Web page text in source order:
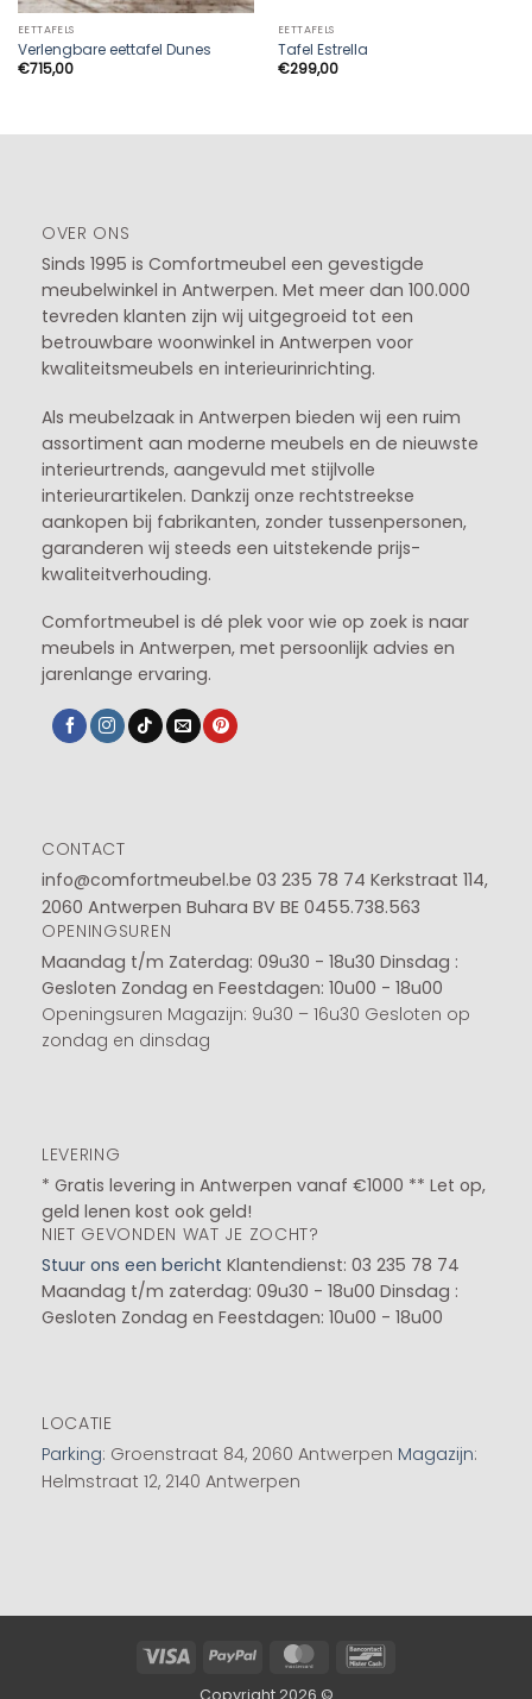
EETTAFELS
Verlengbare eettafel Dunes
€715,00
EETTAFELS
Tafel Estrella
€299,00
OVER ONS
Sinds 1995 is Comfortmeubel een gevestigde
meubelwinkel in Antwerpen. Met meer dan 100.000
tevreden klanten zijn wij uitgegroeid tot een
betrouwbare woonwinkel in Antwerpen voor
kwaliteitsmeubels en interieurinrichting.
Als meubelzaak in Antwerpen bieden wij een ruim
assortiment aan moderne meubels en de nieuwste
interieurtrends, aangevuld met stijlvolle
interieurartikelen. Dankzij onze rechtstreekse
aankopen bij fabrikanten, zonder tussenpersonen,
garanderen wij steeds een uitstekende prijs-
kwaliteitverhouding.
Comfortmeubel is dé plek voor wie op zoek is naar
meubels in Antwerpen, met persoonlijk advies en
jarenlange ervaring.
CONTACT
info@comfortmeubel.be 03 235 78 74 Kerkstraat 114,
2060 Antwerpen Buhara BV BE 0455.738.563
OPENINGSUREN
Maandag t/m Zaterdag: 09u30 - 18u30 Dinsdag :
Gesloten Zondag en Feestdagen: 10u00 - 18u00
Openingsuren Magazijn: 9u30 – 16u30 Gesloten op
zondag en dinsdag
LEVERING
* Gratis levering in Antwerpen vanaf €1000 ** Let op,
geld lenen kost ook geld!
NIET GEVONDEN WAT JE ZOCHT?
Stuur ons een bericht Klantendienst: 03 235 78 74
Maandag t/m zaterdag: 09u30 - 18u00 Dinsdag :
Gesloten Zondag en Feestdagen: 10u00 - 18u00
LOCATIE
Parking: Groenstraat 84, 2060 Antwerpen Magazijn:
Helmstraat 12, 2140 Antwerpen
Visa PayPal MasterCard
Copyright 2026 ©